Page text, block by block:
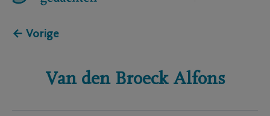
← Vorige
Van den Broeck Alfons